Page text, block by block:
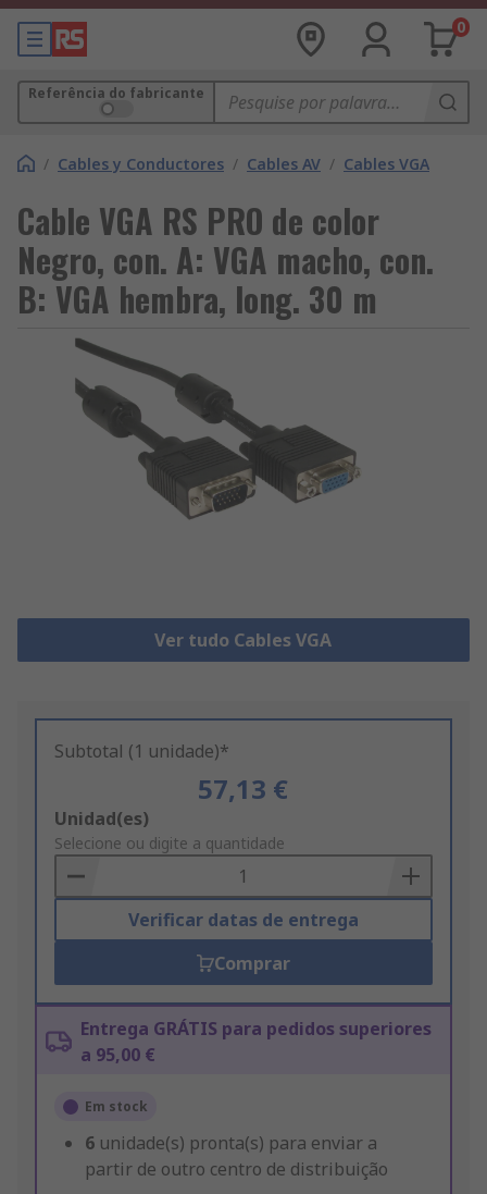
0
Referência do fabricante
/ Cables y Conductores / Cables AV / Cables VGA
Cable VGA RS PRO de color
Negro, con. A: VGA macho, con.
B: VGA hembra, long. 30 m
Ver tudo Cables VGA
Subtotal (1 unidade)*
57,13 €
Add
to
Basket
Unidad(es)
Selecione ou digite a quantidade
Verificar datas de entrega
Comprar
Entrega GRÁTIS para pedidos superiores
a 95,00 €
Em stock
6 unidade(s) pronta(s) para enviar a
partir de outro centro de distribuição